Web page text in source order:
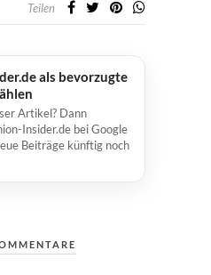
Teilen
als bevorzugte
Artikel? Dann
Insider.de bei Google
Beiträge künftig noch